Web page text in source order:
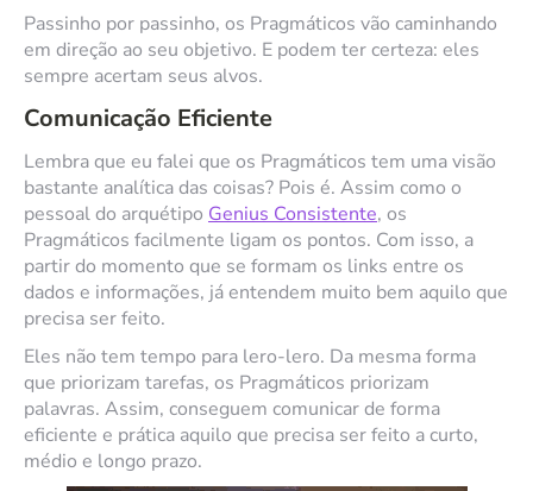
Passinho por passinho, os Pragmáticos vão caminhando
em direção ao seu objetivo. E podem ter certeza: eles
sempre acertam seus alvos.
Comunicação Eficiente
Lembra que eu falei que os Pragmáticos tem uma visão
bastante analítica das coisas? Pois é. Assim como o
pessoal do arquétipo Genius Consistente, os
Pragmáticos facilmente ligam os pontos. Com isso, a
partir do momento que se formam os links entre os
dados e informações, já entendem muito bem aquilo que
precisa ser feito.
Eles não tem tempo para lero-lero. Da mesma forma
que priorizam tarefas, os Pragmáticos priorizam
palavras. Assim, conseguem comunicar de forma
eficiente e prática aquilo que precisa ser feito a curto,
médio e longo prazo.